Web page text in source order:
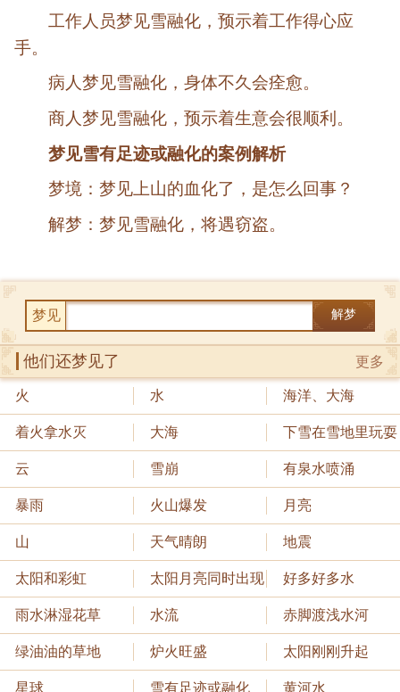
工作人员梦见雪融化，预示着工作得心应
手。
病人梦见雪融化，身体不久会痊愈。
商人梦见雪融化，预示着生意会很顺利。
梦见雪有足迹或融化的案例解析
梦境：梦见上山的血化了，是怎么回事？
解梦：梦见雪融化，将遇窃盗。
梦见 解梦
更多
他们还梦见了
火 水 海洋、大海
着火拿水灭 大海 下雪在雪地里玩耍
云 雪崩 有泉水喷涌
暴雨 火山爆发 月亮
山 天气晴朗 地震
太阳和彩虹 太阳月亮同时出现 好多好多水
雨水淋湿花草 水流 赤脚渡浅水河
绿油油的草地 炉火旺盛 太阳刚刚升起
星球 雪有足迹或融化 黄河水